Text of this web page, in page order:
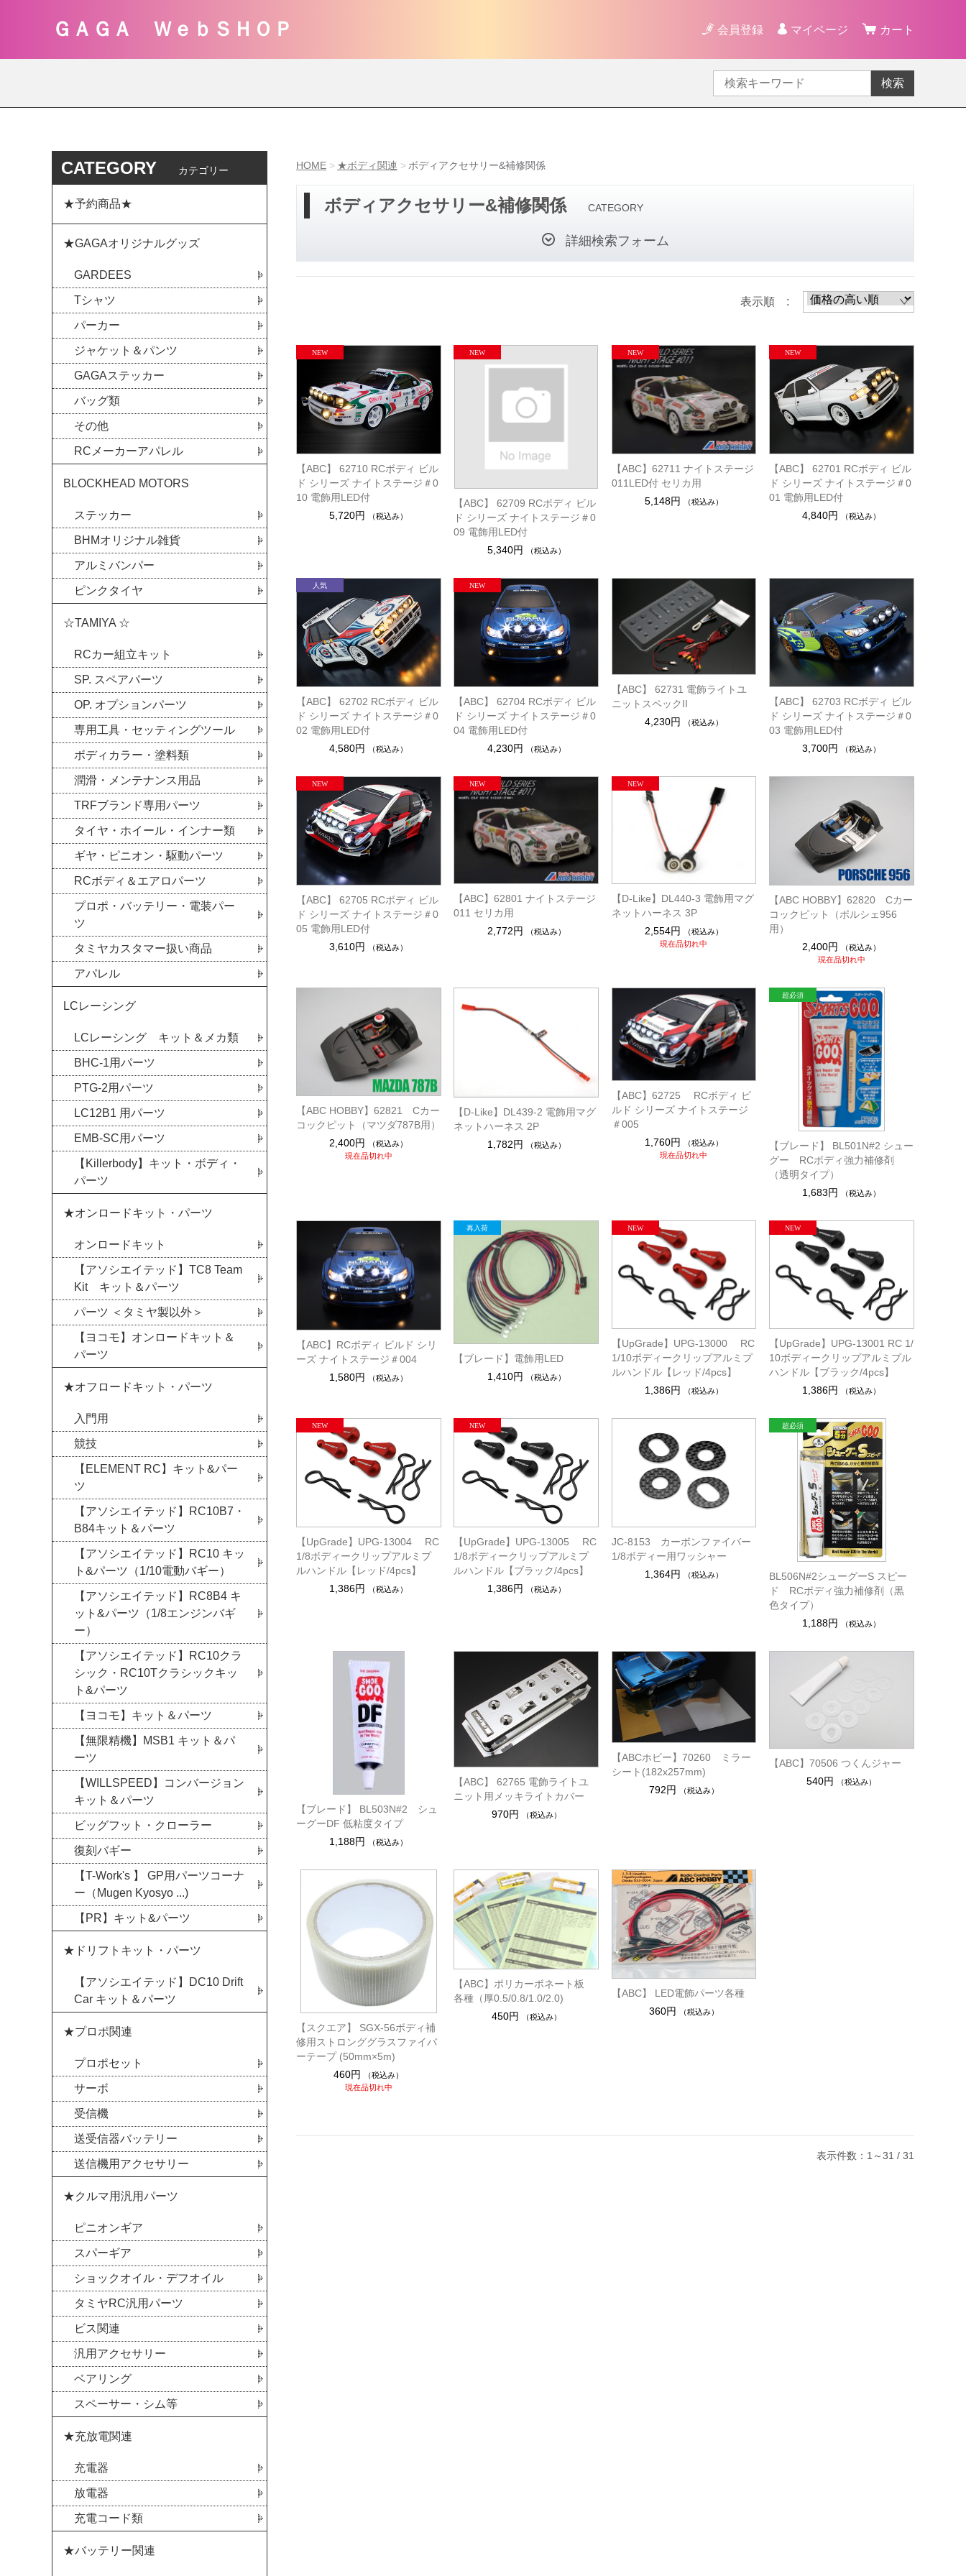
ＧＡＧＡ ＷｅｂＳＨＯＰ 会員登録 マイページ カート
検索
HOME ★ボディ関連 ボディアクセサリー&補修関係
ボディアクセサリー&補修関係 CATEGORY
詳細検索フォーム
表示順 :
【ABC】 62710 RCボディ ビル
ド シリーズ ナイトステージ＃0
10 電飾用LED付
5,720円
（税込み）
【ABC】 62709 RCボディ ビル
ド シリーズ ナイトステージ＃0
09 電飾用LED付
5,340円
（税込み）
【ABC】62711 ナイトステージ
011LED付 セリカ用
5,148円
（税込み）
【ABC】 62701 RCボディ ビル
ド シリーズ ナイトステージ＃0
01 電飾用LED付
4,840円
（税込み）
【ABC】 62702 RCボディ ビル
ド シリーズ ナイトステージ＃0
02 電飾用LED付
4,580円
（税込み）
【ABC】 62704 RCボディ ビル
ド シリーズ ナイトステージ＃0
04 電飾用LED付
4,230円
（税込み）
【ABC】 62731 電飾ライトユ
ニットスペックII
4,230円
（税込み）
【ABC】 62703 RCボディ ビル
ド シリーズ ナイトステージ＃0
03 電飾用LED付
3,700円
（税込み）
【ABC】 62705 RCボディ ビル
ド シリーズ ナイトステージ＃0
05 電飾用LED付
3,610円
（税込み）
【ABC】62801 ナイトステージ
011 セリカ用
2,772円
（税込み）
【D-Like】DL440-3 電飾用マグ
ネットハーネス 3P
2,554円
（税込み）
現在品切れ中
【ABC HOBBY】62820 Cカー
コックピット（ポルシェ956
用）
2,400円
（税込み）
現在品切れ中
【ABC HOBBY】62821 Cカー
コックピット（マツダ787B用）
2,400円
（税込み）
現在品切れ中
【D-Like】DL439-2 電飾用マグ
ネットハーネス 2P
1,782円
（税込み）
【ABC】62725 RCボディ ビ
ルド シリーズ ナイトステージ
＃005
1,760円
（税込み）
現在品切れ中
【ブレード】 BL501N#2 シュー
グー RCボディ強力補修剤
（透明タイプ）
1,683円
（税込み）
【ABC】RCボディ ビルド シリ
ーズ ナイトステージ＃004
1,580円
（税込み）
【ブレード】電飾用LED
1,410円
（税込み）
【UpGrade】UPG-13000 RC
1/10ボディークリップアルミプ
ルハンドル【レッド/4pcs】
1,386円
（税込み）
【UpGrade】UPG-13001 RC 1/
10ボディークリップアルミプル
ハンドル【ブラック/4pcs】
1,386円
（税込み）
【UpGrade】UPG-13004 RC
1/8ボディークリップアルミプ
ルハンドル【レッド/4pcs】
1,386円
（税込み）
【UpGrade】UPG-13005 RC
1/8ボディークリップアルミプ
ルハンドル【ブラック/4pcs】
1,386円
（税込み）
JC-8153 カーボンファイバー
1/8ボディー用ワッシャー
1,364円
（税込み）
BL506N#2シューグーS スピー
ド RCボディ強力補修剤（黒
色タイプ）
1,188円
（税込み）
【ブレード】 BL503N#2 シュ
ーグーDF 低粘度タイプ
1,188円
（税込み）
【ABC】 62765 電飾ライトユ
ニット用メッキライトカバー
970円
（税込み）
【ABCホビー】70260 ミラー
シート(182x257mm)
792円
（税込み）
【ABC】70506 つくんジャー
540円
（税込み）
【スクエア】 SGX-56ボディ補
修用ストロンググラスファイバ
ーテープ (50mm×5m)
460円
（税込み）
現在品切れ中
【ABC】ポリカーボネート板
各種（厚0.5/0.8/1.0/2.0)
450円
（税込み）
【ABC】 LED電飾パーツ各種
360円
（税込み）
表示件数：1～31 / 31
CATEGORY カテゴリー
★予約商品★
★GAGAオリジナルグッズ
GARDEES
Tシャツ
パーカー
ジャケット＆パンツ
GAGAステッカー
バッグ類
その他
RCメーカーアパレル
BLOCKHEAD MOTORS
ステッカー
BHMオリジナル雑貨
アルミバンパー
ピンクタイヤ
☆TAMIYA ☆
RCカー組立キット
SP. スペアパーツ
OP. オプションパーツ
専用工具・セッティングツール
ボディカラー・塗料類
潤滑・メンテナンス用品
TRFブランド専用パーツ
タイヤ・ホイール・インナー類
ギヤ・ピニオン・駆動パーツ
RCボディ＆エアロパーツ
プロポ・バッテリー・電装パー
ツ
タミヤカスタマー扱い商品
アパレル
LCレーシング
LCレーシング キット＆メカ類
BHC-1用パーツ
PTG-2用パーツ
LC12B1 用パーツ
EMB-SC用パーツ
【Killerbody】キット・ボディ・
パーツ
★オンロードキット・パーツ
オンロードキット
【アソシエイテッド】TC8 Team
Kit キット＆パーツ
パーツ ＜タミヤ製以外＞
【ヨコモ】オンロードキット＆
パーツ
★オフロードキット・パーツ
入門用
競技
【ELEMENT RC】キット&パー
ツ
【アソシエイテッド】RC10B7・
B84キット＆パーツ
【アソシエイテッド】RC10 キッ
ト&パーツ（1/10電動バギー）
【アソシエイテッド】RC8B4 キ
ット&パーツ（1/8エンジンバギ
ー）
【アソシエイテッド】RC10クラ
シック・RC10Tクラシックキッ
ト&パーツ
【ヨコモ】キット＆パーツ
【無限精機】MSB1 キット＆パ
ーツ
【WILLSPEED】コンバージョン
キット＆パーツ
ビッグフット・クローラー
復刻バギー
【T-Work's 】 GP用パーツコーナ
ー（Mugen Kyosyo ...)
【PR】キット&パーツ
★ドリフトキット・パーツ
【アソシエイテッド】DC10 Drift
Car キット＆パーツ
★プロポ関連
プロポセット
サーボ
受信機
送受信器バッテリー
送信機用アクセサリー
★クルマ用汎用パーツ
ピニオンギア
スパーギア
ショックオイル・デフオイル
タミヤRC汎用パーツ
ビス関連
汎用アクセサリー
ベアリング
スペーサー・シム等
★充放電関連
充電器
放電器
充電コード類
★バッテリー関連